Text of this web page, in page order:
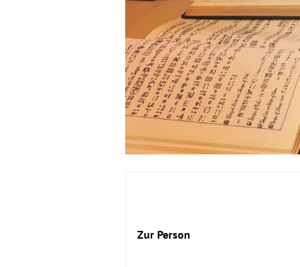
Zur Person